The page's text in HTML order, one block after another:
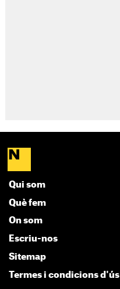
Qui som
Què fem
On som
Escriu-nos
Sitemap
Termes i condicions d'ús